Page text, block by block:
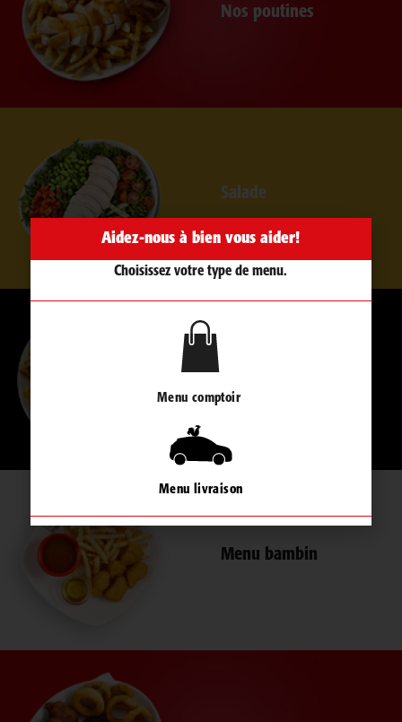
Nos poutines
Salade
Menu bambin
Aidez-nous à bien vous aider!
Choisissez votre type de menu.
Menu comptoir
Menu livraison